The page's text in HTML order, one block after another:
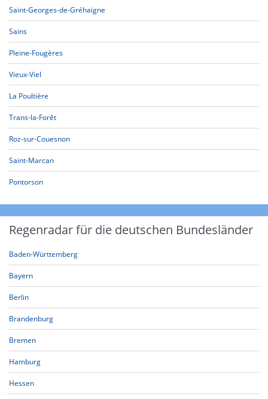
Saint-Georges-de-Gréhaigne
Sains
Pleine-Fougères
Vieux-Viel
La Poultière
Trans-la-Forêt
Roz-sur-Couesnon
Saint-Marcan
Pontorson
Regenradar für die deutschen Bundesländer
Baden-Württemberg
Bayern
Berlin
Brandenburg
Bremen
Hamburg
Hessen